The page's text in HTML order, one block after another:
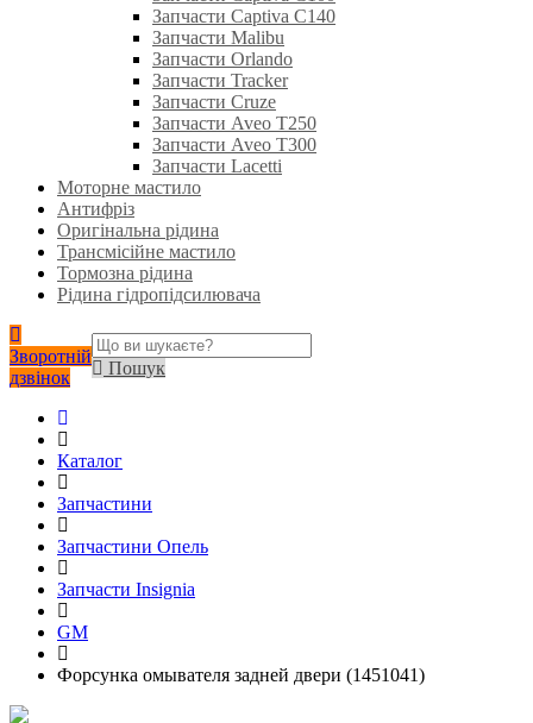
Запчасти Captiva C140
Запчасти Malibu
Запчасти Orlando
Запчасти Tracker
Запчасти Cruze
Запчасти Aveo T250
Запчасти Aveo T300
Запчасти Lacetti
Моторне мастило
Антифріз
Оригінальна рідина
Трансмісійне мастило
Тормозна рідина
Рідина гідропідсилювача
Зворотній
дзвінок
Пошук
Каталог
Запчастини
Запчастини Опель
Запчасти Insignia
GM
Форсунка омывателя задней двери (1451041)